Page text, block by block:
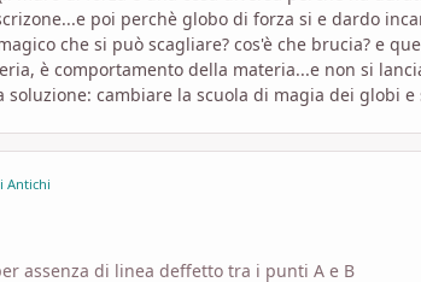
poi perchè globo di forza si e dardo
che si può scagliare? cos'è che brucia? e
è comportamento della materia...e non si
soluzione: cambiare la scuola di magia dei globi e
Antichi
assenza di linea deffetto tra i punti A e B